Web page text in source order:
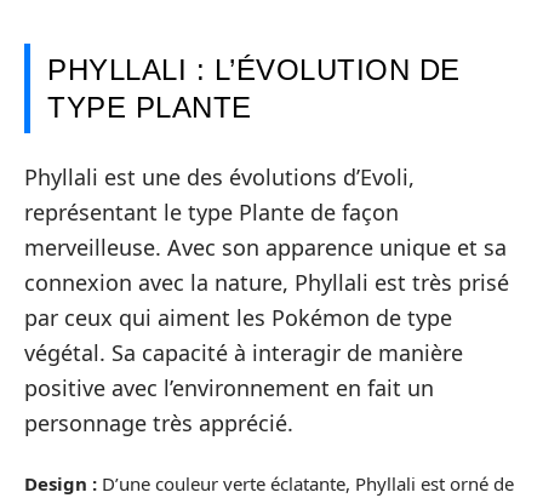
PHYLLALI : L’ÉVOLUTION DE
TYPE PLANTE
Phyllali est une des évolutions d’Evoli,
représentant le type Plante de façon
merveilleuse. Avec son apparence unique et sa
connexion avec la nature, Phyllali est très prisé
par ceux qui aiment les Pokémon de type
végétal. Sa capacité à interagir de manière
positive avec l’environnement en fait un
personnage très apprécié.
Design : D’une couleur verte éclatante, Phyllali est orné de